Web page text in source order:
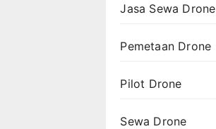
Jasa Sewa Drone
Pemetaan Drone
Pilot Drone
Sewa Drone